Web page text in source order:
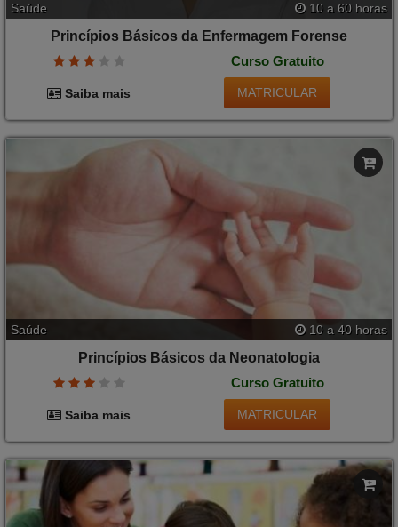
Saúde 10 a 60 horas
Princípios Básicos da Enfermagem Forense
Curso Gratuito
Saiba mais MATRICULAR
Saúde 10 a 40 horas
Princípios Básicos da Neonatologia
Curso Gratuito
Saiba mais MATRICULAR